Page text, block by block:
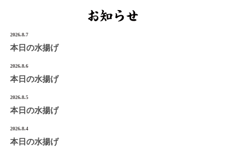
2026.8.7
本日の水揚げ
2026.8.6
本日の水揚げ
2026.8.5
本日の水揚げ
2026.8.4
本日の水揚げ
宮城県気仙沼市南町1-3-14